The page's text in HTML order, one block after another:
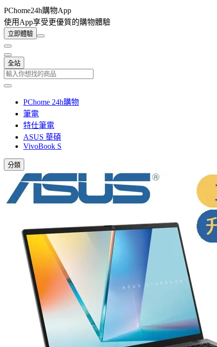
PChome24h購物App
使用App享受更優質的購物體驗
立即體驗
全站
PChome 24h購物
筆電
特仕筆電
ASUS 華碩
VivoBook S
分類